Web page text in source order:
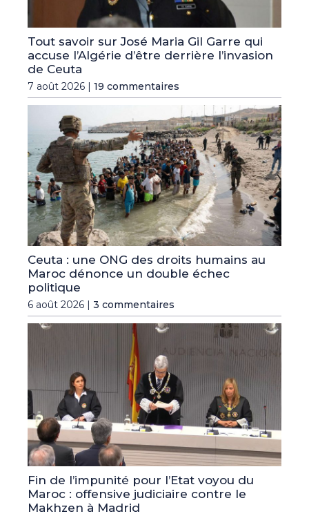
Tout savoir sur José Maria Gil Garre qui
accuse l’Algérie d’être derrière l’invasion
de Ceuta
7 août 2026 | 19 commentaires
Ceuta : une ONG des droits humains au
Maroc dénonce un double échec
politique
6 août 2026 | 3 commentaires
Fin de l’impunité pour l’Etat voyou du
Maroc : offensive judiciaire contre le
Makhzen à Madrid